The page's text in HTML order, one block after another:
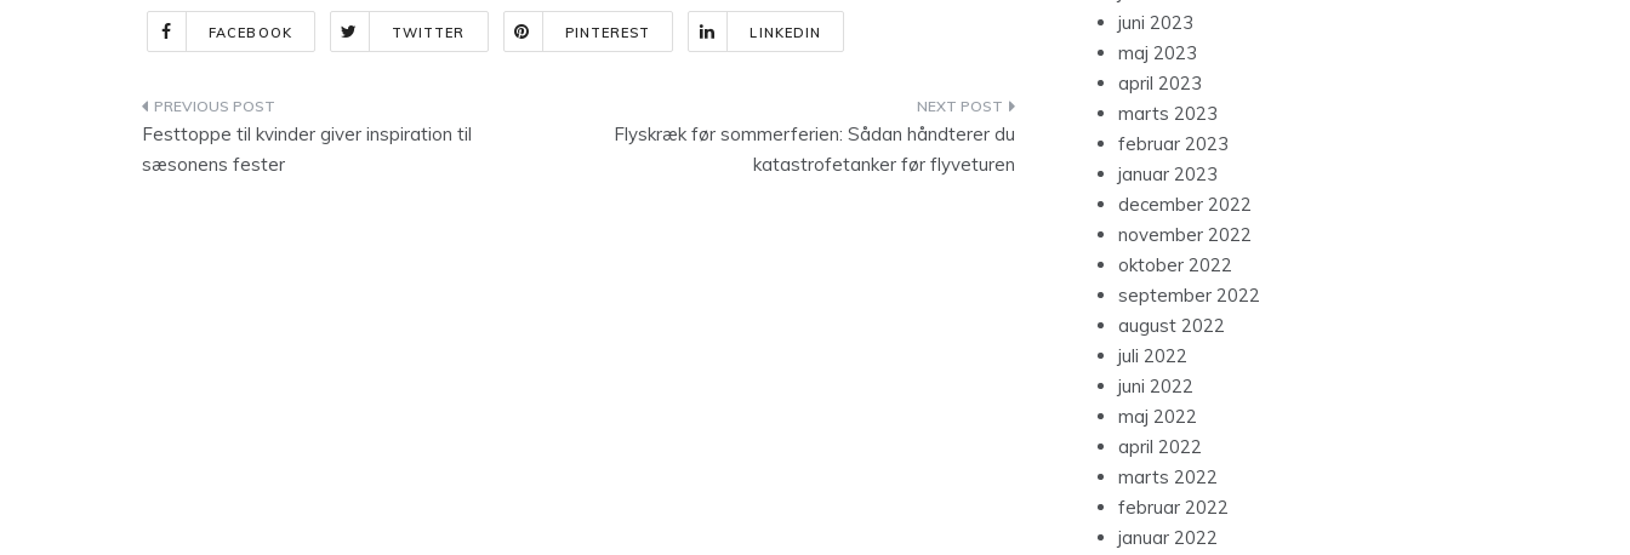
FACEBOOK TWITTER PINTEREST LINKEDIN
Indlægsnavigation
Festtoppe til kvinder giver inspiration til
sæsonens fester
Flyskræk før sommerferien: Sådan håndterer du
katastrofetanker før flyveturen
juni 2023
maj 2023
april 2023
marts 2023
februar 2023
januar 2023
december 2022
november 2022
oktober 2022
september 2022
august 2022
juli 2022
juni 2022
maj 2022
april 2022
marts 2022
februar 2022
januar 2022